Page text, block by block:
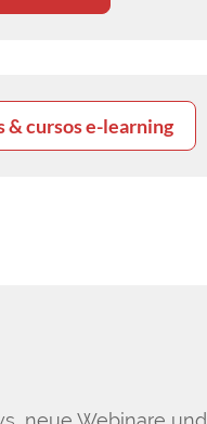
& cursos e-learning